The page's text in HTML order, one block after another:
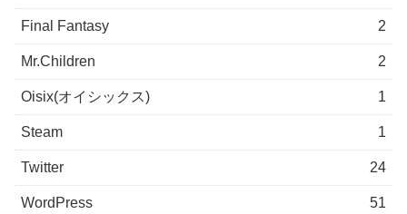
Final Fantasy 2
Mr.Children 2
Oisix(オイシックス) 1
Steam 1
Twitter 24
WordPress 51